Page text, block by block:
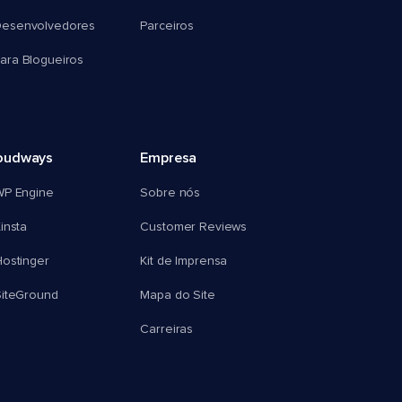
Blogueiros
Parceiros
Engine
Empresa
Sobre nós
Customer Reviews
Kit de Imprensa
Mapa do Site
Carreiras